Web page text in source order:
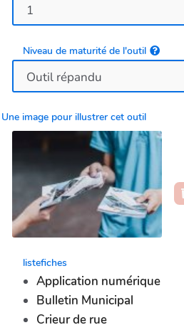
Niveau de maturité de l'outil
Une image pour illustrer cet outil
listefiches
Application numérique
Bulletin Municipal
Crieur de rue